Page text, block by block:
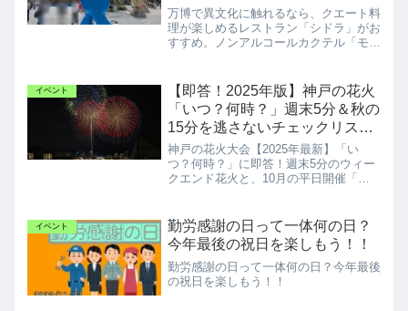
万博で異文化に触れるなら、クエート料
理が楽しめるレストラン「シドラ」がお
すすめ。ノンアルコールカクテル「モク
イベント
【即答！2025年版】神戸の花火
「いつ？何時？」週末5分＆秋の
15分を逃さないチェックリス
ト！
神戸の花火大会【2025年最新】「い
つ？何時？」に即答！週末5分のウィー
クエンド花火と、10月の平日開催「み
レ、混雑を避けるための交通規制情報
も。
イベント
勤労感謝の日って一体何の日？
今年最後の祝日を楽しもう！！
勤労感謝の日って一体何の日？今年最後
の祝日を楽しもう！！